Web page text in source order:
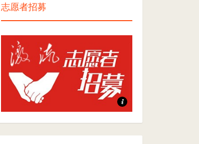
志愿者招募
志愿者招募